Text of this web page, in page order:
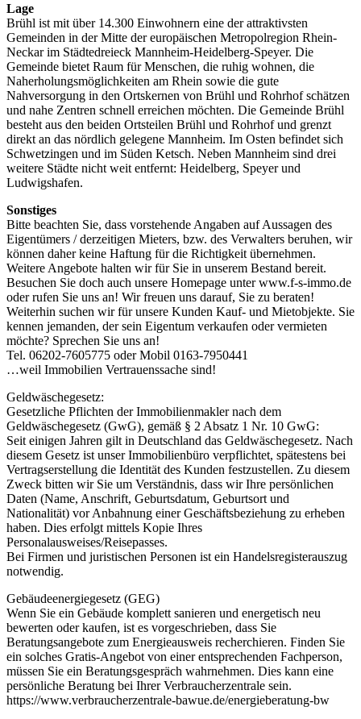
Lage
Brühl ist mit über 14.300 Einwohnern eine der attraktivsten
Gemeinden in der Mitte der europäischen Metropolregion Rhein-
Neckar im Städtedreieck Mannheim-Heidelberg-Speyer. Die
Gemeinde bietet Raum für Menschen, die ruhig wohnen, die
Naherholungsmöglichkeiten am Rhein sowie die gute
Nahversorgung in den Ortskernen von Brühl und Rohrhof schätzen
und nahe Zentren schnell erreichen möchten. Die Gemeinde Brühl
besteht aus den beiden Ortsteilen Brühl und Rohrhof und grenzt
direkt an das nördlich gelegene Mannheim. Im Osten befindet sich
Schwetzingen und im Süden Ketsch. Neben Mannheim sind drei
weitere Städte nicht weit entfernt: Heidelberg, Speyer und
Ludwigshafen.
Sonstiges
Bitte beachten Sie, dass vorstehende Angaben auf Aussagen des
Eigentümers / derzeitigen Mieters, bzw. des Verwalters beruhen, wir
können daher keine Haftung für die Richtigkeit übernehmen.
Weitere Angebote halten wir für Sie in unserem Bestand bereit.
Besuchen Sie doch auch unsere Homepage unter www.f-s-immo.de
oder rufen Sie uns an! Wir freuen uns darauf, Sie zu beraten!
Weiterhin suchen wir für unsere Kunden Kauf- und Mietobjekte. Sie
kennen jemanden, der sein Eigentum verkaufen oder vermieten
möchte? Sprechen Sie uns an!
Tel. 06202-7605775 oder Mobil 0163-7950441
…weil Immobilien Vertrauenssache sind!
Geldwäschegesetz:
Gesetzliche Pflichten der Immobilienmakler nach dem
Geldwäschegesetz (GwG), gemäß § 2 Absatz 1 Nr. 10 GwG:
Seit einigen Jahren gilt in Deutschland das Geldwäschegesetz. Nach
diesem Gesetz ist unser Immobilienbüro verpflichtet, spätestens bei
Vertragserstellung die Identität des Kunden festzustellen. Zu diesem
Zweck bitten wir Sie um Verständnis, dass wir Ihre persönlichen
Daten (Name, Anschrift, Geburtsdatum, Geburtsort und
Nationalität) vor Anbahnung einer Geschäftsbeziehung zu erheben
haben. Dies erfolgt mittels Kopie Ihres
Personalausweises/Reisepasses.
Bei Firmen und juristischen Personen ist ein Handelsregisterauszug
notwendig.
Gebäudeenergiegesetz (GEG)
Wenn Sie ein Gebäude komplett sanieren und energetisch neu
bewerten oder kaufen, ist es vorgeschrieben, dass Sie
Beratungsangebote zum Energieausweis recherchieren. Finden Sie
ein solches Gratis-Angebot von einer entsprechenden Fachperson,
müssen Sie ein Beratungsgespräch wahrnehmen. Dies kann eine
persönliche Beratung bei Ihrer Verbraucherzentrale sein.
https://www.verbraucherzentrale-bawue.de/energieberatung-bw